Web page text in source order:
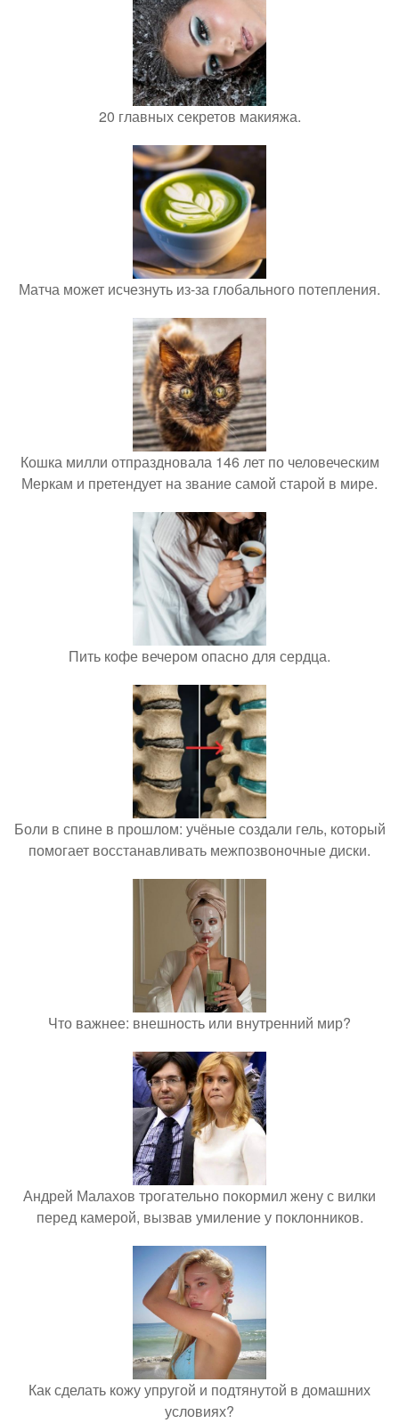
20 главных секретов макияжа.
Матча может исчезнуть из-за глобального потепления.
Кошка милли отпраздновала 146 лет по человеческим
Меркам и претендует на звание самой старой в мире.
Пить кофе вечером опасно для сердца.
Боли в спине в прошлом: учёные создали гель, который
помогает восстанавливать межпозвоночные диски.
Что важнее: внешность или внутренний мир?
Андрей Малахов трогательно покормил жену с вилки
перед камерой, вызвав умиление у поклонников.
Как сделать кожу упругой и подтянутой в домашних
условиях?